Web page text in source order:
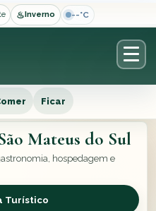
♨ Inverno --°C
Ficar
Mateus do Sul
hospedagem e
Turístico